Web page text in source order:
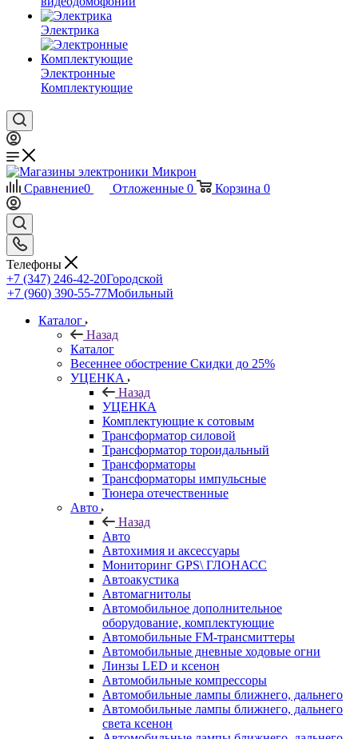
Электрика
Электронные
Комплектующие
Сравнение0 Отложенные 0 Корзина 0
Телефоны
+7 (347) 246-42-20Городской
+7 (960) 390-55-77Мобильный
Каталог
Назад
Каталог
Весеннее обострение Скидки до 25%
УЦЕНКА
Назад
УЦЕНКА
Комплектующие к сотовым
Трансформатор силовой
Трансформатор тороидальный
Трансформаторы
Трансформаторы импульсные
Тюнера отечественные
Авто
Назад
Авто
Автохимия и аксессуары
Мониторинг GPS\ ГЛОНАСС
Автоакустика
Автомагнитолы
Автомобильное дополнительное
оборудование, комплектующие
Автомобильные FM-трансмиттеры
Автомобильные дневные ходовые огни
Линзы LED и ксенон
Автомобильные компрессоры
Автомобильные лампы ближнего, дальнего
Автомобильные лампы ближнего, дальнего
света ксенон